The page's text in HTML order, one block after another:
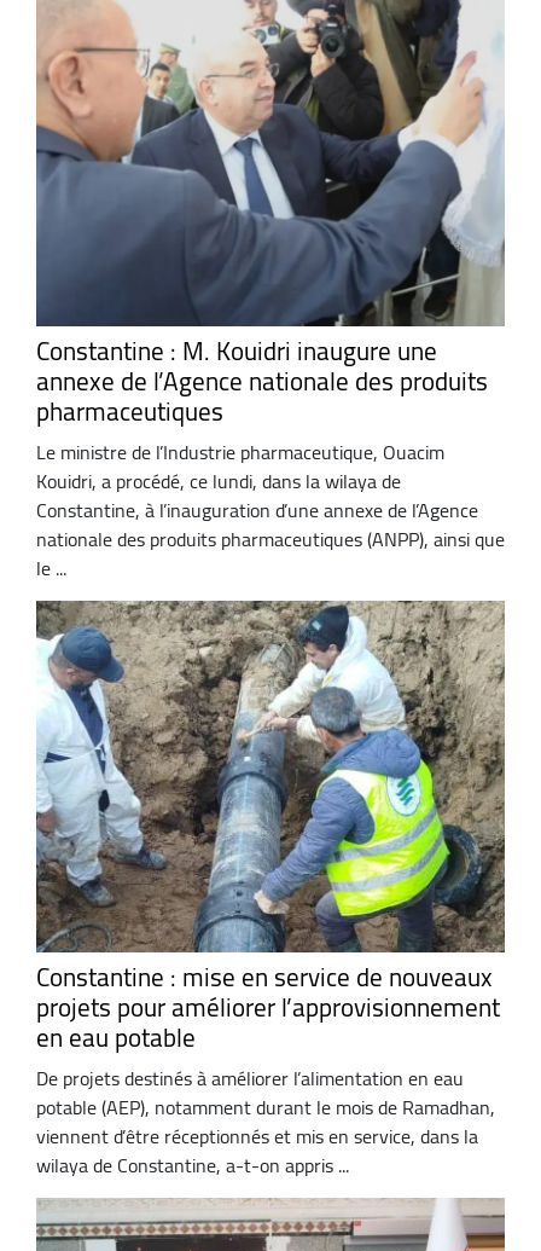
Constantine : M. Kouidri inaugure une
annexe de l’Agence nationale des produits
pharmaceutiques
Le ministre de l’Industrie pharmaceutique, Ouacim
Kouidri, a procédé, ce lundi, dans la wilaya de
Constantine, à l’inauguration d’une annexe de l’Agence
nationale des produits pharmaceutiques (ANPP), ainsi que
le ...
Constantine : mise en service de nouveaux
projets pour améliorer l’approvisionnement
en eau potable
De projets destinés à améliorer l’alimentation en eau
potable (AEP), notamment durant le mois de Ramadhan,
viennent d’être réceptionnés et mis en service, dans la
wilaya de Constantine, a-t-on appris ...